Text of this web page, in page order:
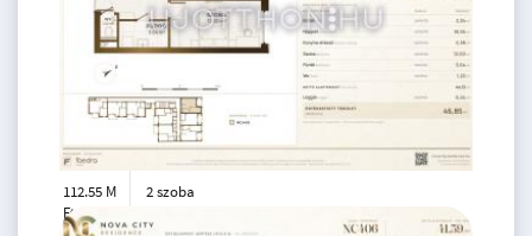
112.55 M
Ft
2 szoba